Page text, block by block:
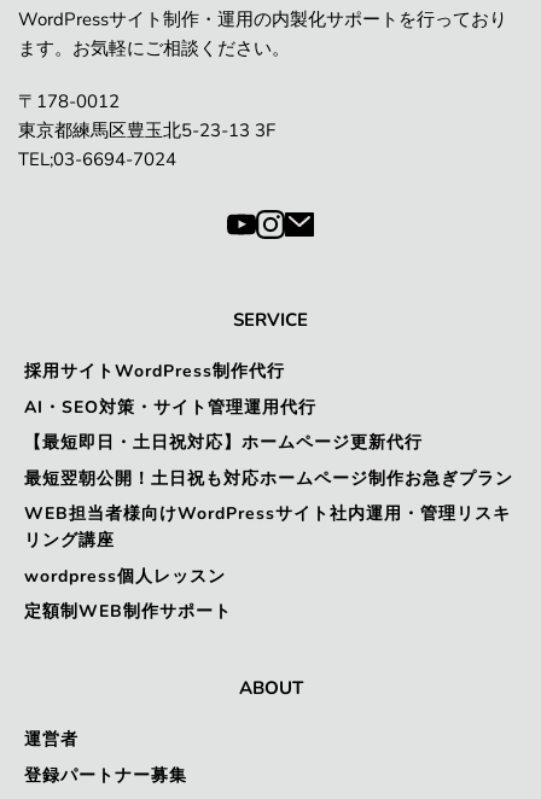
WordPressサイト制作・運用の内製化サポートを行っており
ます。お気軽にご相談ください。
〒178-0012
東京都練馬区豊玉北5-23-13 3F
TEL;03-6694-7024
SERVICE
採用サイトWordPress制作代行
AI・SEO対策・サイト管理運用代行
【最短即日・土日祝対応】ホームページ更新代行
最短翌朝公開！土日祝も対応ホームページ制作お急ぎプラン
WEB担当者様向けWordPressサイト社内運用・管理リスキ
リング講座
wordpress個人レッスン
定額制WEB制作サポート
ABOUT
運営者
登録パートナー募集